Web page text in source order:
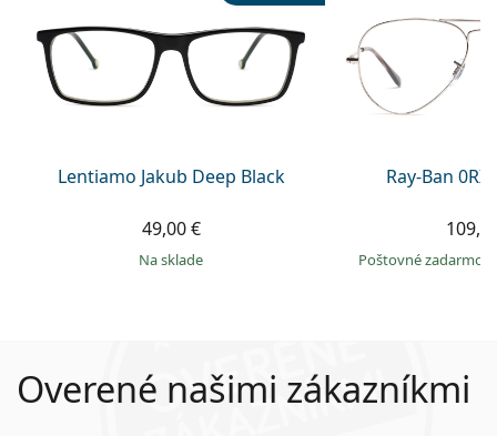
Lentiamo Jakub Deep Black
49,00 €
na sklade
Ray-Ban
Poštovné zadarmo
Overené našimi zákazníkmi